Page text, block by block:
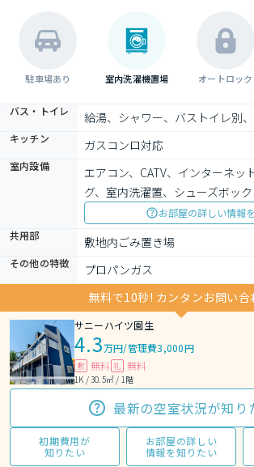
駐車場あり 室内洗濯機置場 オートロック
バス・トイレ 給湯、シャワー、バストイレ別
キッチン ガスコンロ対応
室内設備
エアコン、CATV、インターネッ
グ、室内洗濯置、シューズボッ
お部屋の詳しい情報
共用部
敷地内ごみ置き場
その他の特徴
プロパンガス
無料で10秒! カンタンお問い合
サニーハイツ園生
4.3万円/管理費3,000円
敷 無料 礼 無料
1K / 30.5㎡ / 1階
最新の空室状況が知り
初期費用が
知りたい
お部屋の詳しい
情報を知りたい